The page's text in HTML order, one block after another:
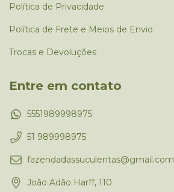
Política de Privacidade
Política de Frete e Meios de Envio
Trocas e Devoluções
Entre em contato
5551989998975
51 989998975
fazendadassuculentas@gmail.com
João Adão Harff, 110